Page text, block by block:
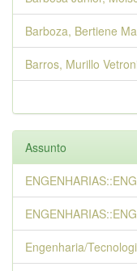
Barboza, Bertiene
Barros, Murillo
Assunto
Engenharia/